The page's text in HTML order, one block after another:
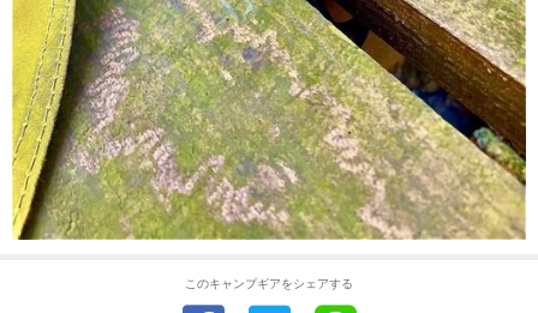
このキャンプギアをシェアする